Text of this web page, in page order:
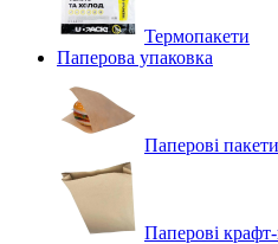
Термопакети
Паперова упаковка
Паперові
Паперові